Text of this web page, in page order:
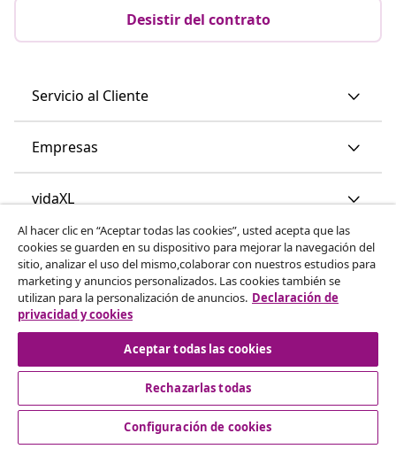
Desistir del contrato
Servicio al Cliente
Empresas
vidaXL
Descubre mas
© 2008-2026 vidaXL www.vidaxl.es es una página web de
vidaXL Marketplace International B.V.
Al hacer clic en “Aceptar todas las cookies”, usted acepta que las
cookies se guarden en su dispositivo para mejorar la navegación del
sitio, analizar el uso del mismo,colaborar con nuestros estudios para
marketing y anuncios personalizados. Las cookies también se
utilizan para la personalización de anuncios. Declaración de
privacidad y cookies
Aceptar todas las cookies
Rechazarlas todas
Configuración de cookies